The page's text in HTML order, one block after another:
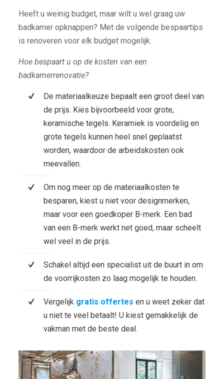
Heeft u weinig budget, maar wilt u wel graag uw
badkamer opknappen? Met de volgende bespaartips
is renoveren voor elk budget mogelijk.
Hoe bespaart u op de kosten van een
badkamerrenovatie?
De materiaalkeuze bepaalt een groot deel van
de prijs. Kies bijvoorbeeld voor grote,
keramische tegels. Keramiek is voordelig en
grote tegels kunnen heel snel geplaatst
worden, waardoor de arbeidskosten ook
meevallen.
Om nog meer op de materiaalkosten te
besparen, kiest u niet voor designmerken,
maar voor een goedkoper B-merk. Een bad
van een B-merk werkt net goed, maar scheelt
wel veel in de prijs.
Schakel altijd een specialist uit de buurt in om
de voorrijkosten zo laag mogelijk te houden.
Vergelijk gratis offertes en u weet zeker dat
u niet te veel betaalt! U kiest gemakkelijk de
vakman met de beste deal.